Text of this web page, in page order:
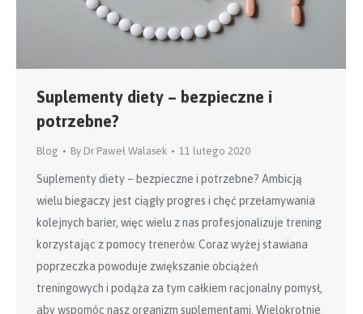
Suplementy diety – bezpieczne i
potrzebne?
Blog By Dr Paweł Walasek 11 lutego 2020
Suplementy diety – bezpieczne i potrzebne? Ambicją
wielu biegaczy jest ciągły progres i chęć przełamywania
kolejnych barier, więc wielu z nas profesjonalizuje trening
korzystając z pomocy trenerów. Coraz wyżej stawiana
poprzeczka powoduje zwiększanie obciążeń
treningowych i podąża za tym całkiem racjonalny pomysł,
aby wspomóc nasz organizm suplementami. Wielokrotnie